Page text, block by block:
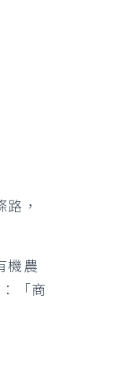
，
機農
「商